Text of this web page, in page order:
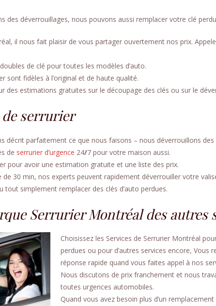
des déverrouillages, nous pouvons aussi remplacer votre clé
il nous fait plaisir de vous partager ouvertement nos prix.
de clé pour toutes les modèles d’auto.
sont fidèles à l’original et de haute qualité.
des estimations gratuites sur le découpage des clés ou sur le
de serrurier
décrit parfaitement ce que nous faisons – nous déverrouillons des
de serrurier d’urgence 24/7 pour votre maison aussi.
pour avoir une estimation gratuite et une liste des prix.
de 30 min, nos experts peuvent rapidement déverrouiller votre
tout simplement remplacer des clés d’auto perdues.
Serrurier Montréal des autres
Choisissez les Services de Serrurier Montréal
perdues ou pour d’autres services encore, Vous
réponse rapide quand vous faites appel à nos
Nous discutons de prix franchement et nous
toutes urgences automobiles.
Quand vous avez besoin plus d’un